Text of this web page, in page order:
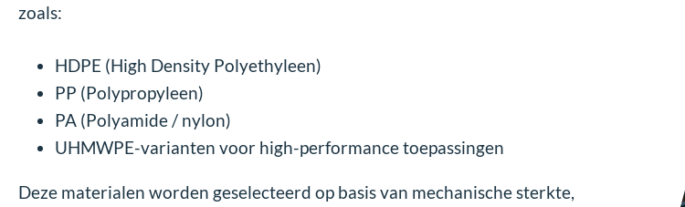
zoals:
HDPE (High Density Polyethyleen)
PP (Polypropyleen)
PA (Polyamide / nylon)
UHMWPE-varianten voor high-performance toepassingen
Deze materialen worden geselecteerd op basis van mechanische sterkte,